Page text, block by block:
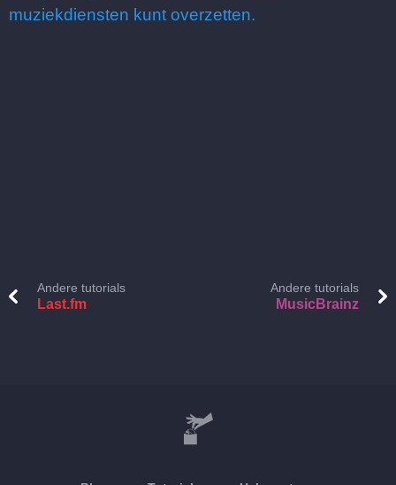
muziekdiensten kunt overzetten.
Andere tutorials
Last.fm
Andere tutorials
MusicBrainz